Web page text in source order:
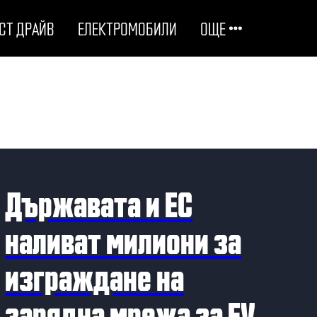
ОЩЕ
ДРАЙВ ЕЛЕКТРОМОБИЛИ
ЛЮБОПИТНО
МОТОРИ
Държавата и ЕС
наливат милиони за
изграждане на